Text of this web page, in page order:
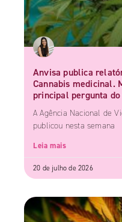
Anvisa publica
Cannabis medicinal.
principal pergunta
A Agência Nacional de
publicou nesta semana
Leia mais
20 de julho de 2026